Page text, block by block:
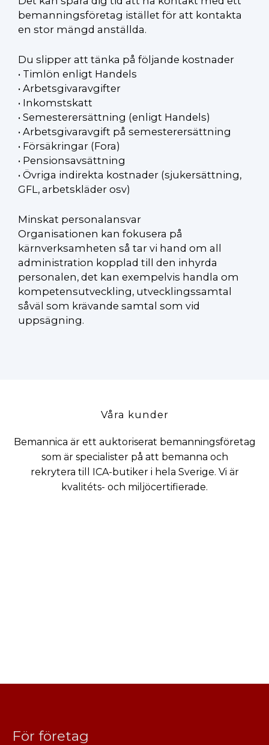
bemanningsföretag istället för att kontakta
en stor mängd anställda.
Du slipper att tänka på följande kostnader
• Timlön enligt Handels
• Arbetsgivaravgifter
• Inkomstskatt
• Semesterersättning (enligt Handels)
• Arbetsgivaravgift på semesterersättning
• Försäkringar (Fora)
• Pensionsavsättning
• Övriga indirekta kostnader (sjukersättning,
GFL, arbetskläder osv)
Minskat personalansvar
Organisationen kan fokusera på
kärnverksamheten så tar vi hand om all
administration kopplad till den inhyrda
personalen, det kan exempelvis handla om
kompetensutveckling, utvecklingssamtal
såväl som krävande samtal som vid
uppsägning.
Våra kunder
Bemannica är ett auktoriserat bemanningsföretag
som är specialister på att bemanna och
rekrytera till ICA-butiker i hela Sverige. Vi är
kvalitéts- och miljöcertifierade.
För företag